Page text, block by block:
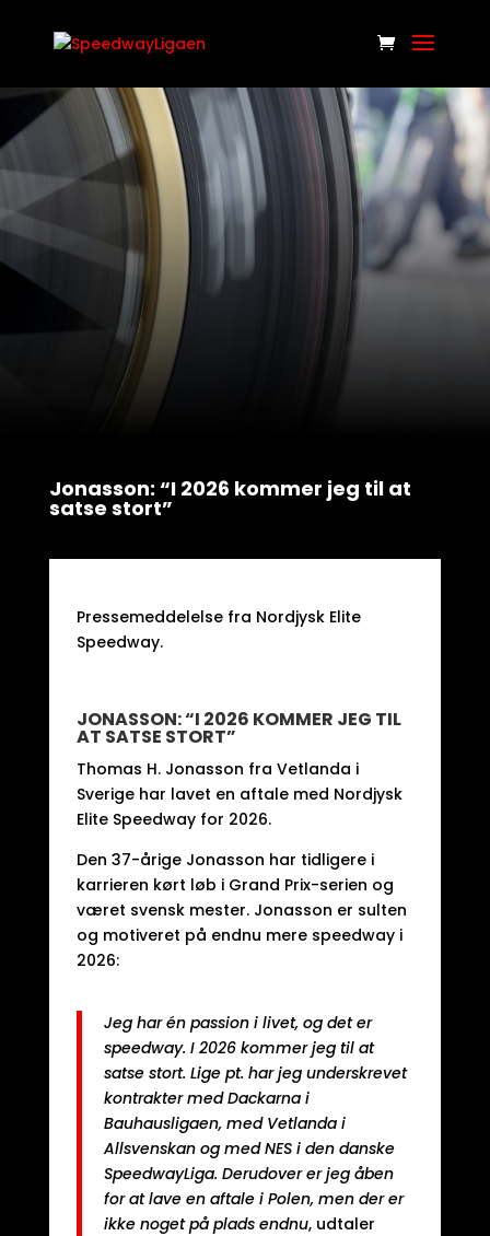
Jonasson: “I 2026 kommer jeg til at
satse stort”
Pressemeddelelse fra Nordjysk Elite
Speedway.
JONASSON: “I 2026 KOMMER JEG TIL
AT SATSE STORT”
Thomas H. Jonasson fra Vetlanda i
Sverige har lavet en aftale med Nordjysk
Elite Speedway for 2026.
Den 37-årige Jonasson har tidligere i
karrieren kørt løb i Grand Prix-serien og
været svensk mester. Jonasson er sulten
og motiveret på endnu mere speedway i
2026:
Jeg har én passion i livet, og det er
speedway. I 2026 kommer jeg til at
satse stort. Lige pt. har jeg underskrevet
kontrakter med Dackarna i
Bauhausligaen, med Vetlanda i
Allsvenskan og med NES i den danske
SpeedwayLiga. Derudover er jeg åben
for at lave en aftale i Polen, men der er
ikke noget på plads endnu, udtaler